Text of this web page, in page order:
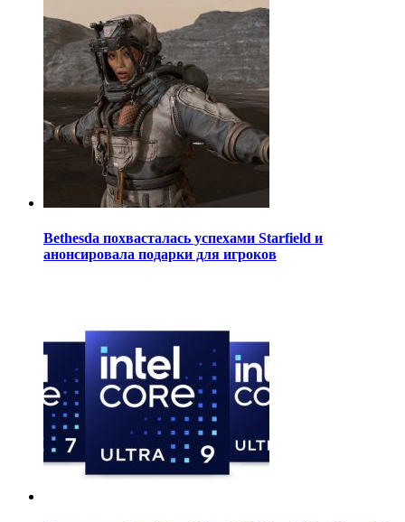
Bethesda похвасталась успехами Starfield и
анонсировала подарки для игроков